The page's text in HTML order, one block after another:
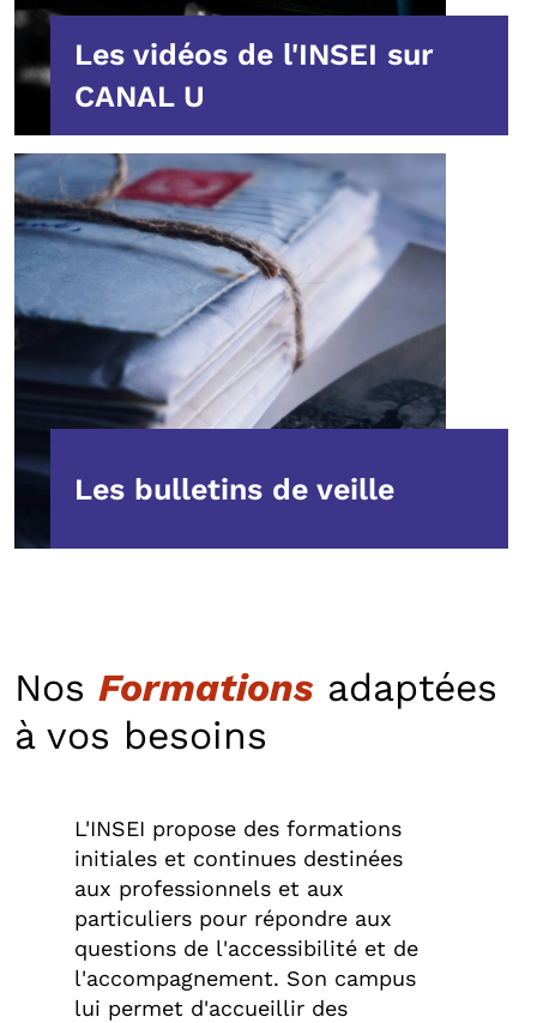
Les vidéos de l'INSEI sur
CANAL U
Les bulletins de veille
Nos Formations adaptées
à vos besoins
L'INSEI propose des formations
initiales et continues destinées
aux professionnels et aux
particuliers pour répondre aux
questions de l'accessibilité et de
l'accompagnement. Son campus
lui permet d'accueillir des